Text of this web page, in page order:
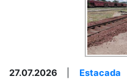
27.07.2026